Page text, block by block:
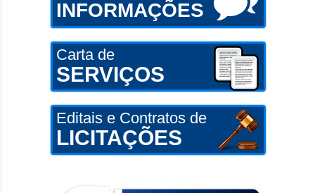
INFORMAÇÕES
Carta de
SERVIÇOS
Editais e Contratos de
LICITAÇÕES